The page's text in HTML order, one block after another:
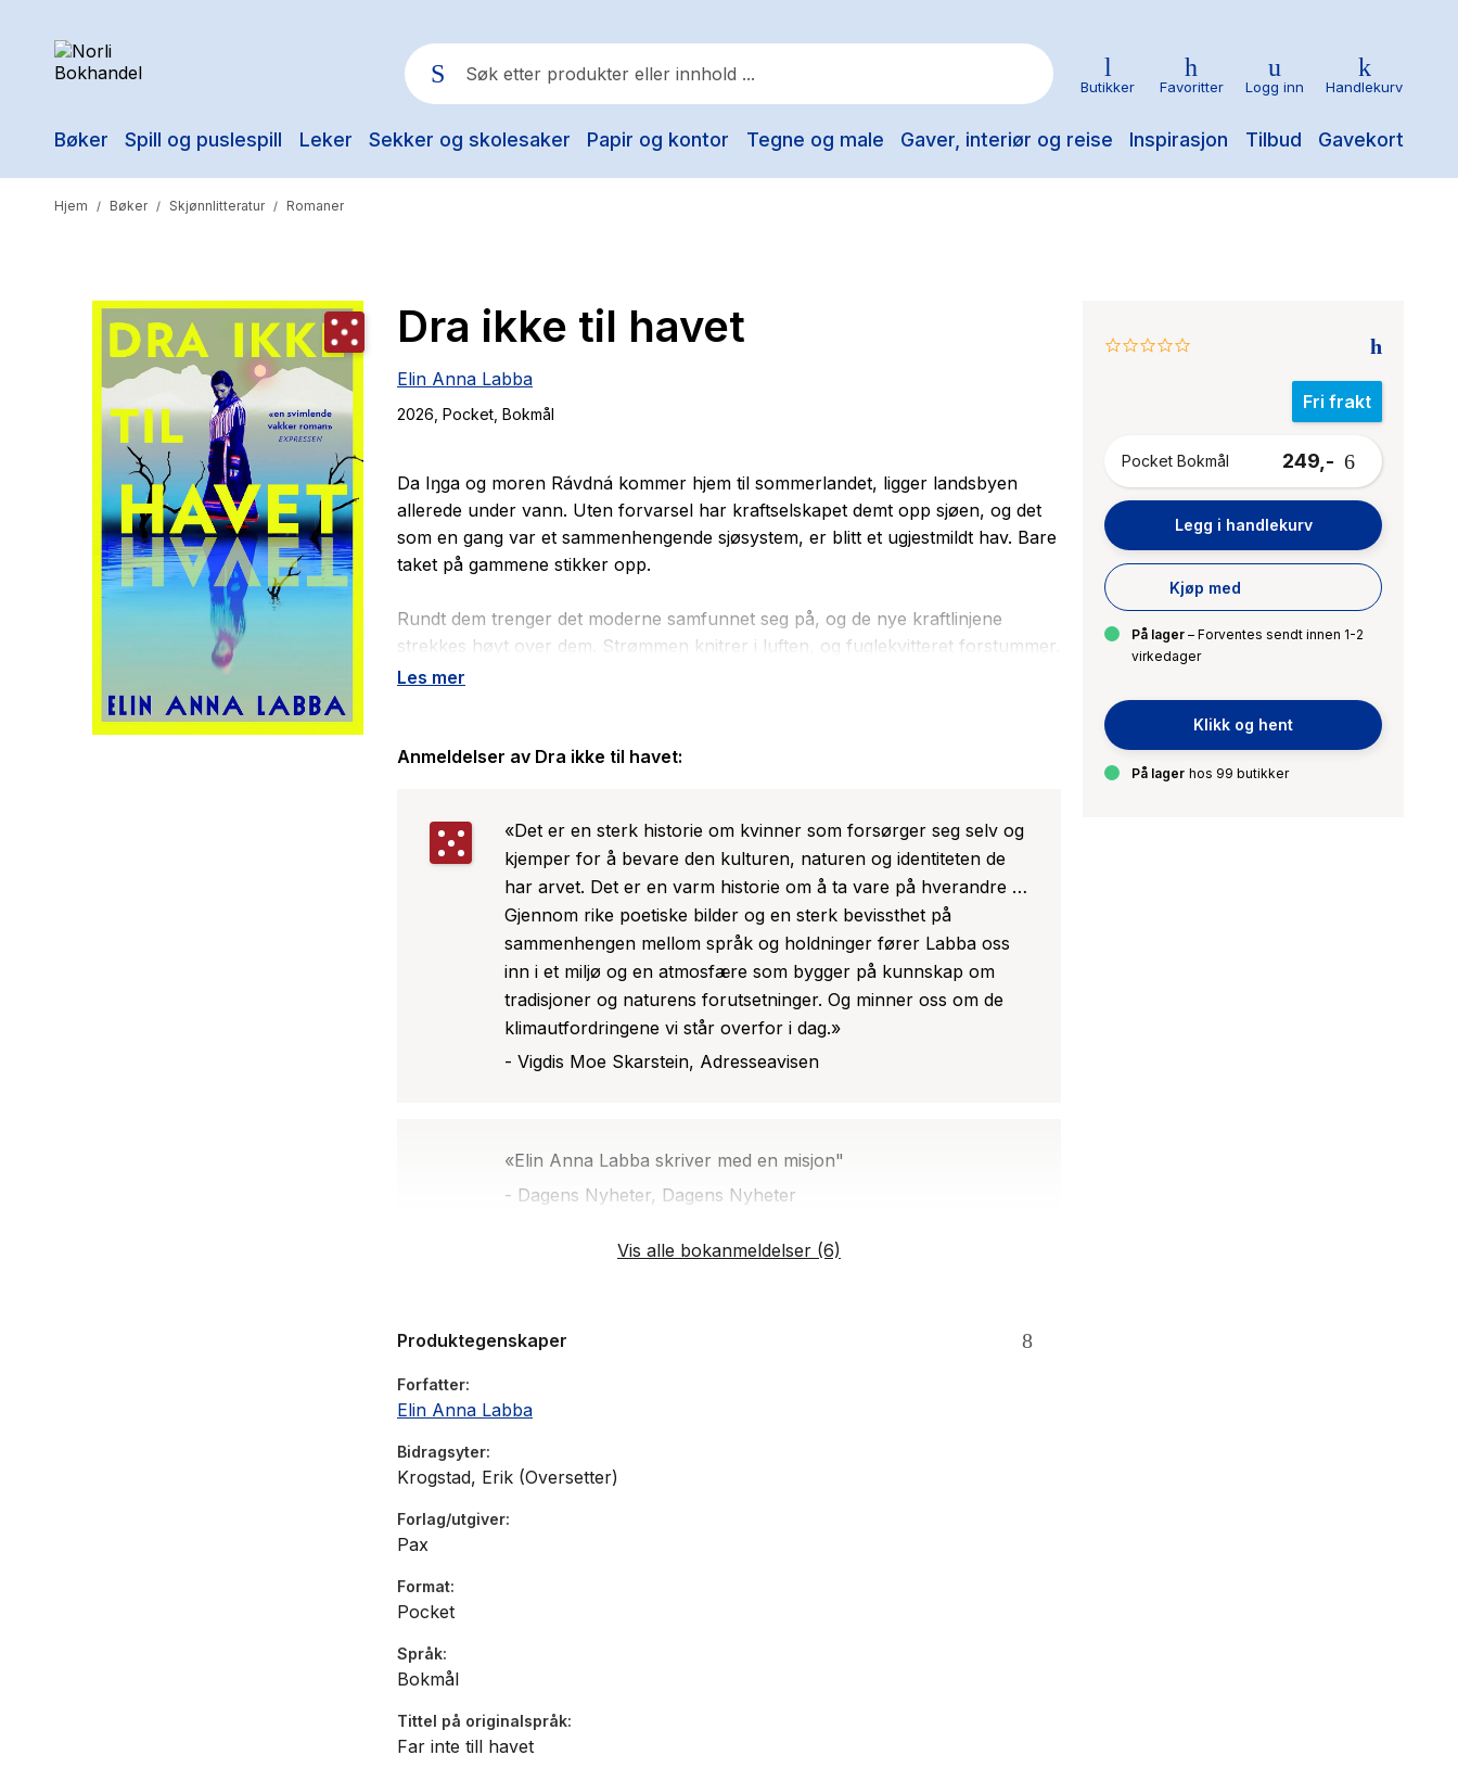
Bøker Spill og puslespill Leker Sekker og skolesaker Papir og kontor Tegne og male Gaver, interiør og reise Inspirasjon Tilbud Gavekort
Populære søk
Yesteryear
The Housemaid
Butikker Favoritter Logg inn Handlekurv
Hjem / Bøker / Skjønnlitteratur / Romaner
Dra ikke til havet
Elin Anna Labba
2026 , Pocket , Bokmål
0.0
Fri frakt
Pocket Bokmål 249,-
Legg i handlekurv
Kjøp med
På lager – Forventes sendt innen 1-2
virkedager
Klikk og hent
På lager hos 99 butikker
Da Iŋga og moren Rávdná kommer hjem til sommerlandet, ligger landsbyen
allerede under vann. Uten forvarsel har kraftselskapet demt opp sjøen, og det
som en gang var et sammenhengende sjøsystem, er blitt et ugjestmildt hav. Bare
taket på gammene stikker opp.
Rundt dem trenger det moderne samfunnet seg på, og de nye kraftlinjene
strekkes høyt over dem. Strømmen knitrer i luften, og fuglekvitteret forstummer.
Da Rávdná bestemmer seg for a bygge et ordentlig hus til tross for at hun
kraftutbyggingene i Sverige på 1900-tallet.
Les mer
Anmeldelser av Dra ikke til havet:
«Det er en sterk historie om kvinner som forsørger seg selv og
kjemper for å bevare den kulturen, naturen og identiteten de
har arvet. Det er en varm historie om å ta vare på hverandre …
Gjennom rike poetiske bilder og en sterk bevissthet på
sammenhengen mellom språk og holdninger fører Labba oss
inn i et miljø og en atmosfære som bygger på kunnskap om
tradisjoner og naturens forutsetninger. Og minner oss om de
klimautfordringene vi står overfor i dag.»
- Vigdis Moe Skarstein, Adresseavisen
«Elin Anna Labba skriver med en misjon"
- Dagens Nyheter, Dagens Nyheter
- Expressen, Expressen
- Gøteborgs-Posten , Gøteborgs-Posten
under vann, er uhyggelig aktuell. Romanen vokser utover sine
bredder og er et vitne om menneskets overlevelsesevne.
Vis alle bokanmeldelser (6)
Produktegenskaper
Forfatter
Elin Anna Labba
Bidragsyter
Krogstad, Erik (Oversetter)
Forlag/utgiver
Pax
Format
Pocket
Språk
Bokmål
Tittel på originalspråk
Far inte till havet